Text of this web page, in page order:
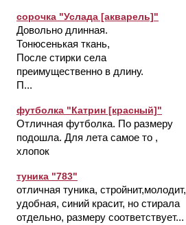
сорочка "Услада [акварель]"
Довольно длинная.
Тонюсенькая ткань,
После стирки села
преимущественно в длину.
П...
футболка "Катрин [красный]"
Отличная футболка. По размеру
подошла. Для лета самое то ,
хлопок
туника "783"
отличная туника, стройнит,молодит,
удобная, синий красит, но стирала
отдельно, размеру соответствует...